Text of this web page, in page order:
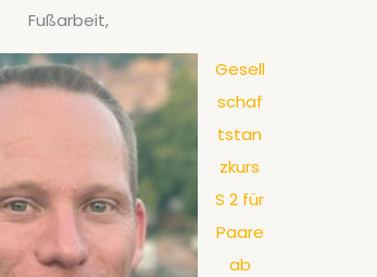
Fußarbeit,
Gesell
schaf
tstan
zkurs
S 2 für
Paare
ab